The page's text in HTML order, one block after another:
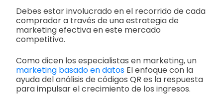
Debes estar involucrado en el recorrido de cada
comprador a través de una estrategia de
marketing efectiva en este mercado
competitivo.
Como dicen los especialistas en marketing, un
marketing basado en datos El enfoque con la
ayuda del análisis de códigos QR es la respuesta
para impulsar el crecimiento de los ingresos.